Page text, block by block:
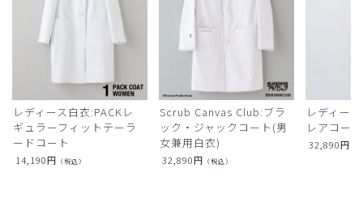
レディース白衣:PACKレ
ギュラーフィットテーラ
ードコート
14,190円 （税込）
Scrub Canvas Club:ブラ
ック・ジャックコート(男
女兼用白衣)
32,890円 （税込）
レディー
レアコート
32,890円